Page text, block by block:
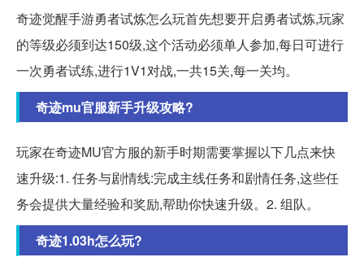
奇迹觉醒手游勇者试炼怎么玩首先想要开启勇者试炼,玩家
的等级必须到达150级,这个活动必须单人参加,每日可进行
一次勇者试练,进行1V1对战,一共15关,每一关均。
奇迹mu官服新手升级攻略?
玩家在奇迹MU官方服的新手时期需要掌握以下几点来快
速升级:1. 任务与剧情线:完成主线任务和剧情任务,这些任
务会提供大量经验和奖励,帮助你快速升级。2. 组队。
奇迹1.03h怎么玩?